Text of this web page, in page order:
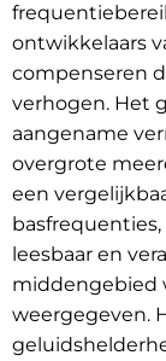
ontwikkelaars
compenseren
verhogen. Het
aangename
overgrote
een
leesbaar en
middengebied
weergegeven.